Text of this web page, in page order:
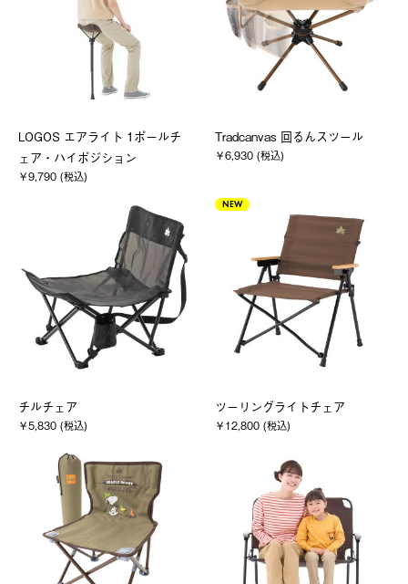
LOGOS エアライト 1ポールチ
ェア・ハイポジション
￥9,790 (税込)
Tradcanvas 回るんスツール
￥6,930 (税込)
チルチェア
￥5,830 (税込)
NEW
ツーリングライトチェア
￥12,800 (税込)